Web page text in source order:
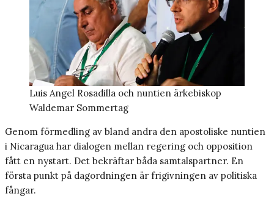
Luis Angel Rosadilla och nuntien ärkebiskop
Waldemar Sommertag
Genom förmedling av bland andra den apostoliske nuntien
i Nicaragua har dialogen mellan regering och opposition
fått en nystart. Det bekräftar båda samtalspartner. En
första punkt på dagordningen är frigivningen av politiska
fångar.